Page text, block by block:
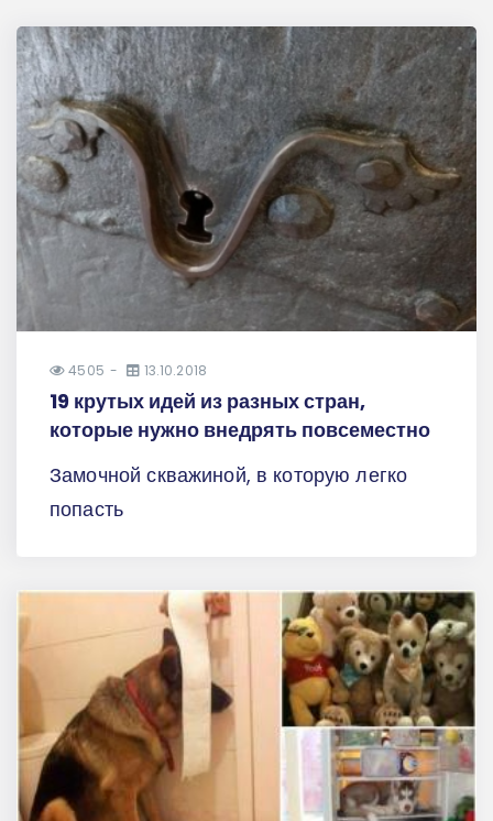
4505 13.10.2018
19 крутых идей из разных стран,
которые нужно внедрять повсеместно
Замочной скважиной, в которую легко
попасть